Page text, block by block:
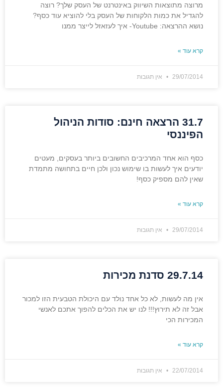
מרוצה מתוצאות השיווק באינטרנט של העסק שלך? רוצה
להגדיל את כמות הלקוחות של העסק בלי להוציא עוד כסף?
נושא ההרצאה: Youtube- איך לעזאזל לייצר ממנו
קרא עוד »
29/07/2014 אין תגובות
31.7 הרצאה חינם: סודות הניהול
הפיננסי
כסף הוא אחד המרכיבים החשובים ביותר בעסקים, מעטים
יודעים איך לעשות בו שימוש נכון ולכן חיים בתחושה מתמדת
שאין להם מספיק כסף!
קרא עוד »
29/07/2014 אין תגובות
29.7.14 סדנת מכירות
אין מה לעשות, לא כל אחד נולד עם היכולת הטבעית הזו למכור
אבל זה לא תירוץ!!! לנו יש את הכלים להפוך אתכם לאנשי
המכירות הכי
קרא עוד »
22/07/2014 אין תגובות